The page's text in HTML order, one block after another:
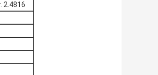
2.4816